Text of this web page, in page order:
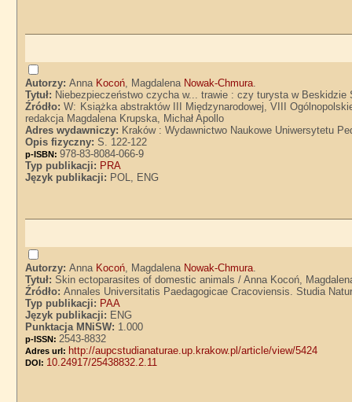
Autorzy:Anna Kocoń, Magdalena Nowak-Chmura.
Tytuł: Niebezpieczeństwo czycha w... trawie : czy turysta w
Źródło:W: Książka abstraktów III Międzynarodowej, VIII
redakcja Magdalena Krupska, Michał Apollo
Adres wydawniczy: Kraków : Wydawnictwo Naukowe Uniwersytetu
Opis fizyczny:S. 122-122
p-ISBN:978-83-8084-066-9
Typ publikacji: PRA
Język publikacji: POL, ENG
Autorzy:Anna Kocoń, Magdalena Nowak-Chmura.
Tytuł:Skin ectoparasites of domestic animals / Anna Kocoń,
Źródło:Annales Universitatis Paedagogicae Cracoviensis. Studia
Typ publikacji: PAA
Język publikacji: ENG
Punktacja MNiSW: 1.000
p-ISSN: 2543-8832
Adres url: http://aupcstudianaturae.up.krakow.pl/article/view/5424
DOI: 10.24917/25438832.2.11